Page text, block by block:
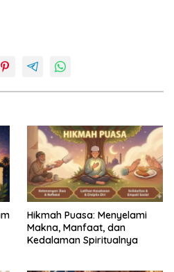
Hikmah Puasa: Menyelami
Makna, Manfaat, dan
Kedalaman Spiritualnya